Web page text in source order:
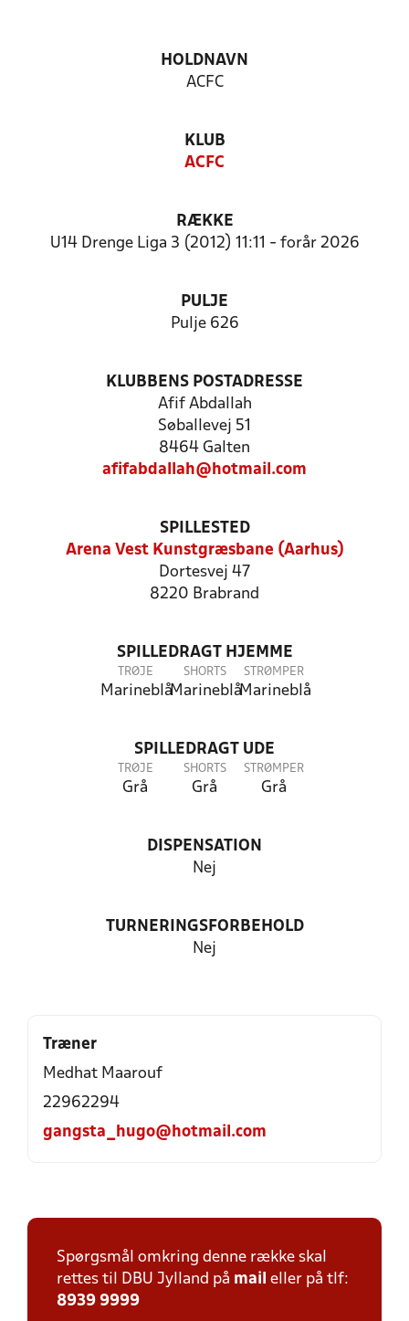
HOLDNAVN
ACFC
KLUB
ACFC
RÆKKE
U14 Drenge Liga 3 (2012) 11:11 - forår 2026
PULJE
Pulje 626
KLUBBENS POSTADRESSE
Afif Abdallah
Søballevej 51
8464 Galten
afifabdallah@hotmail.com
SPILLESTED
Arena Vest Kunstgræsbane (Aarhus)
Dortesvej 47
8220 Brabrand
SPILLEDRAGT HJEMME
TRØJE
Marineblå
SHORTS
Marineblå
STRØMPER
Marineblå
SPILLEDRAGT UDE
TRØJE
Grå
SHORTS
Grå
STRØMPER
Grå
DISPENSATION
Nej
TURNERINGSFORBEHOLD
Nej
Træner
Medhat Maarouf
22962294
gangsta_hugo@hotmail.com
Spørgsmål omkring denne række skal
rettes til DBU Jylland på mail eller på tlf:
8939 9999